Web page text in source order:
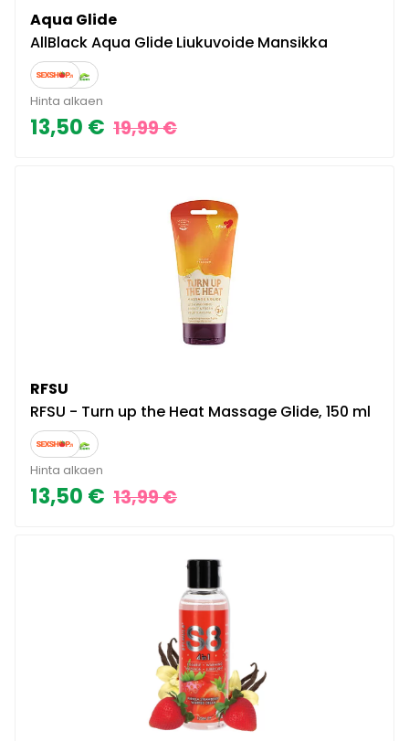
Aqua Glide
AllBlack Aqua Glide Liukuvoide Mansikka
Hinta alkaen
13,50 € 19,99 €
RFSU
RFSU - Turn up the Heat Massage Glide, 150 ml
Hinta alkaen
13,50 € 13,99 €